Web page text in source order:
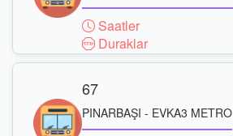
Saatler
Duraklar
67
PINARBAŞI - EVKA3 METRO